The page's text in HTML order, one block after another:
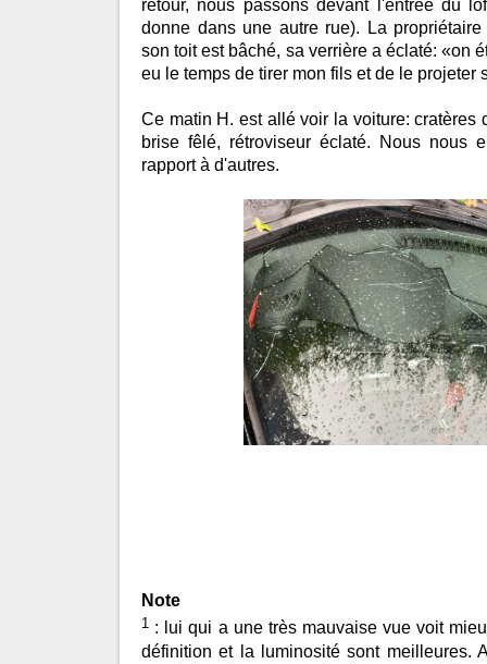
retour, nous passons devant l'entrée du
donne dans une autre rue). La
son toit est bâché, sa verrière a éclaté: «on
eu le temps de tirer mon fils et de le projeter
Ce matin H. est allé voir la voiture: cratères
brise fêlé, rétroviseur éclaté. Nous nous
rapport à d'autres.
Note
1 : lui qui a une très mauvaise vue voit
définition et la luminosité sont meilleures.